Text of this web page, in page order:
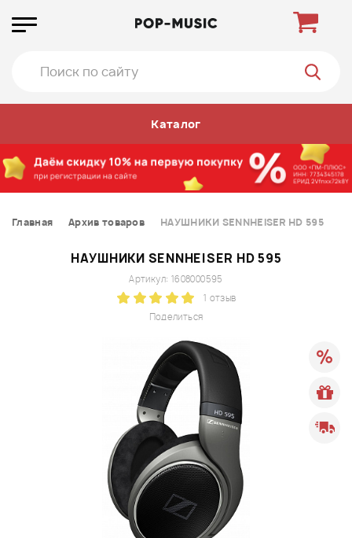
Каталог
Главная Архив товаров НАУШНИКИ SENNHEISER HD 595
НАУШНИКИ SENNHEISER HD 595
Поделиться
Артикул: 1608000595
1 отзыв